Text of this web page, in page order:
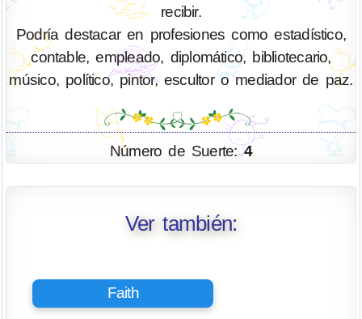
recibir.
Podría destacar en profesiones como estadístico,
contable, empleado, diplomático, bibliotecario,
músico, político, pintor, escultor o mediador de paz.
Número de Suerte:4
Ver también:
Faith